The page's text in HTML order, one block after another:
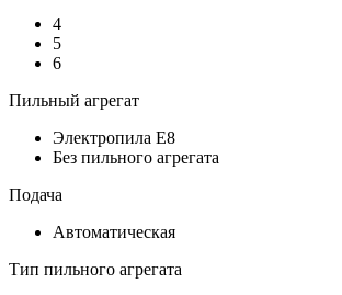
4
5
6
Пильный агрегат
Электропила Е8
Без пильного агрегата
Подача
Автоматическая
Тип пильного агрегата